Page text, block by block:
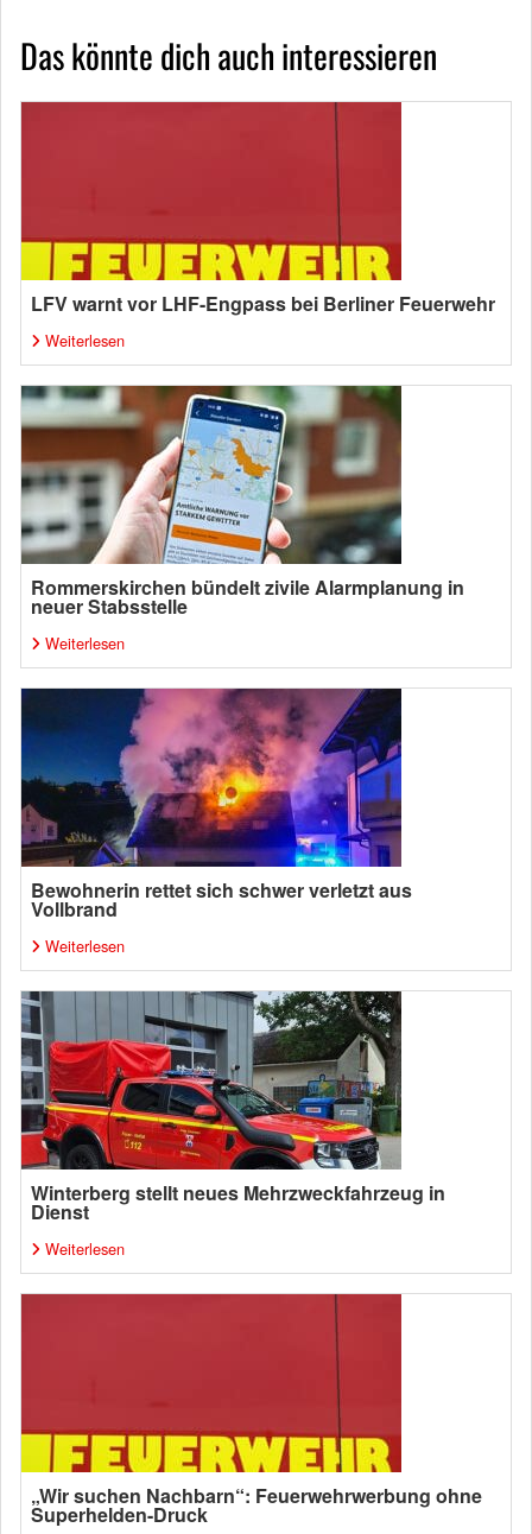
Das könnte dich auch interessieren
LFV warnt vor LHF-Engpass bei Berliner Feuerwehr
Weiterlesen
Rommerskirchen bündelt zivile Alarmplanung in
neuer Stabsstelle
Weiterlesen
Bewohnerin rettet sich schwer verletzt aus
Vollbrand
Weiterlesen
Winterberg stellt neues Mehrzweckfahrzeug in
Dienst
Weiterlesen
„Wir suchen Nachbarn“: Feuerwehrwerbung ohne
Superhelden-Druck